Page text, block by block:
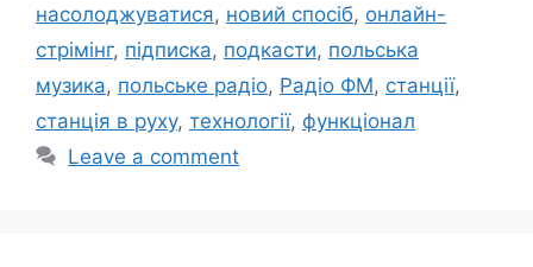
насолоджуватися, новий спосіб, онлайн-
стрімінг, підписка, подкасти, польська
музика, польське радіо, Радіо ФМ, станції,
станція в руху, технології, функціонал
Leave a comment